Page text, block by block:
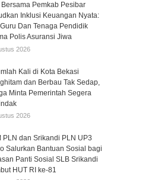
Bersama Pemkab Pesibar
Inklusi Keuangan Nyata:
Dan Tenaga Pendidik
Polis Asuransi Jiwa
2026
Kali di Kota Bekasi
dan Berbau Tak Sedap,
Minta Pemerintah Segera
2026
PLN dan Srikandi PLN UP3
Salurkan Bantuan Sosial bagi
Panti Sosial SLB Srikandi
HUT RI ke-81